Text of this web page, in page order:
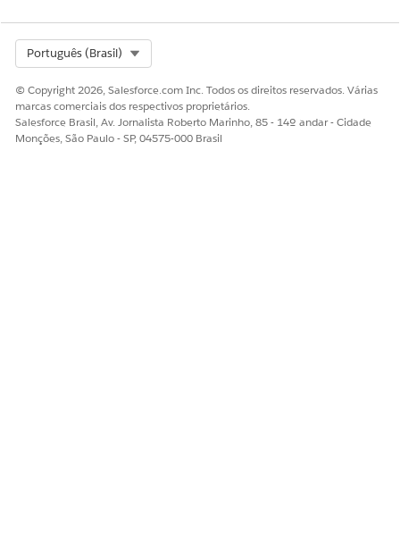
Português (Brasil)
© Copyright 2026, Salesforce.com Inc. Todos os direitos reservados. Várias
marcas comerciais dos respectivos proprietários.
Salesforce Brasil, Av. Jornalista Roberto Marinho, 85 - 14º andar - Cidade
Monções, São Paulo - SP, 04575-000 Brasil